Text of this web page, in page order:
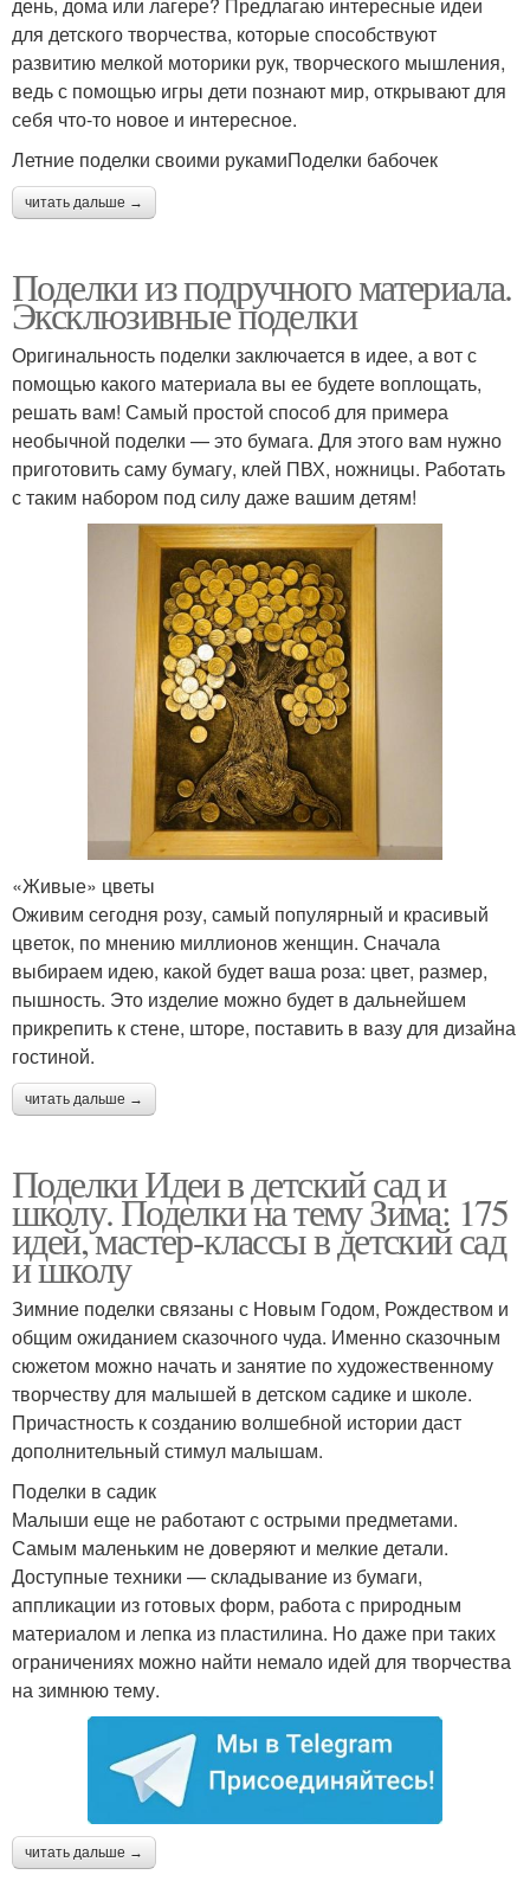
для детского творчества, которые способствуют
развитию мелкой моторики рук, творческого мышления,
ведь с помощью игры дети познают мир, открывают для
себя что-то новое и интересное.
Летние поделки своими рукамиПоделки бабочек
читать дальше →
Поделки из подручного материала.
Эксклюзивные поделки
Оригинальность поделки заключается в идее, а вот с
помощью какого материала вы ее будете воплощать,
решать вам! Самый простой способ для примера
необычной поделки — это бумага. Для этого вам нужно
приготовить саму бумагу, клей ПВХ, ножницы. Работать
с таким набором под силу даже вашим детям!
«Живые» цветы
Оживим сегодня розу, самый популярный и красивый
цветок, по мнению миллионов женщин. Сначала
выбираем идею, какой будет ваша роза: цвет, размер,
пышность. Это изделие можно будет в дальнейшем
прикрепить к стене, шторе, поставить в вазу для дизайна
гостиной.
читать дальше →
Поделки Идеи в детский сад и
школу. Поделки на тему Зима: 175
идей, мастер-классы в детский сад
и школу
Зимние поделки связаны с Новым Годом, Рождеством и
общим ожиданием сказочного чуда. Именно сказочным
сюжетом можно начать и занятие по художественному
творчеству для малышей в детском садике и школе.
Причастность к созданию волшебной истории даст
дополнительный стимул малышам.
Поделки в садик
Малыши еще не работают с острыми предметами.
Самым маленьким не доверяют и мелкие детали.
Доступные техники — складывание из бумаги,
аппликации из готовых форм, работа с природным
материалом и лепка из пластилина. Но даже при таких
ограничениях можно найти немало идей для творчества
на зимнюю тему.
читать дальше →